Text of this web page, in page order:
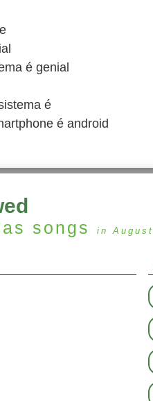
é genial
é
é android
songs in August